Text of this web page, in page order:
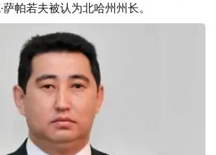
帕若夫被认为北哈州州长。